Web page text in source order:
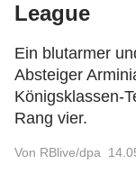
League
Ein blutarmer
Absteiger
Königsklassen-
Rang vier.
Von RBlive/dpa